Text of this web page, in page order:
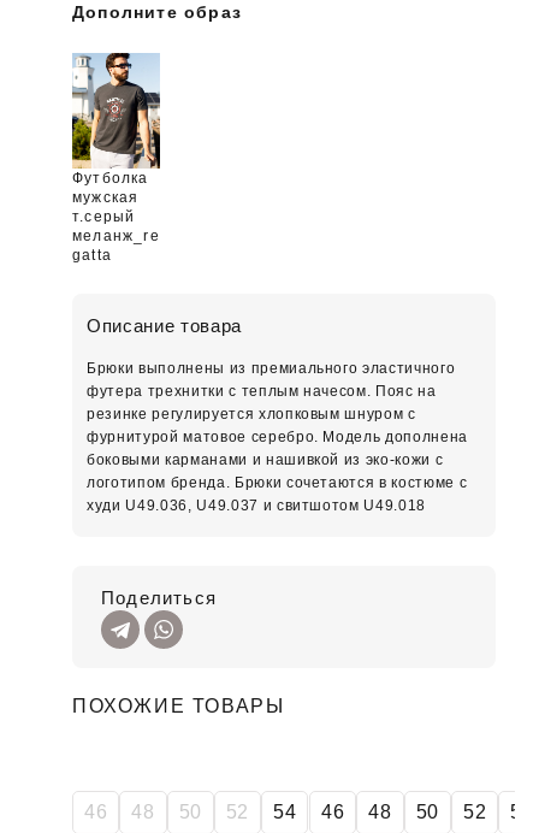
Дополните образ
Футболка
мужская
т.серый
меланж_re
gatta
Описание товара
Брюки выполнены из премиального эластичного
футера трехнитки с теплым начесом. Пояс на
резинке регулируется хлопковым шнуром с
фурнитурой матовое серебро. Модель дополнена
боковыми карманами и нашивкой из эко-кожи с
логотипом бренда. Брюки сочетаются в костюме с
худи U49.036, U49.037 и свитшотом U49.018
Поделиться
ПОХОЖИЕ ТОВАРЫ
46 48 50 52 54 46 48 50 52 54